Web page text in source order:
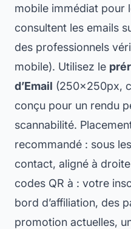
mobile immédiat pour
consultent les emails
des professionnels
mobile). Utilisez le
d’Email (250×250px,
conçu pour un rendu
scannabilité.
recommandé : sous
contact, aligné à
codes QR à : votre
bord d’affiliation, des
promotion actuelles,